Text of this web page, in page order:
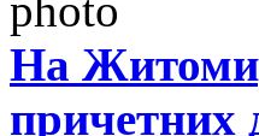
На
причетних